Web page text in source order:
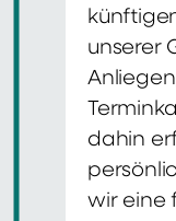
unserer
dahin
wir eine